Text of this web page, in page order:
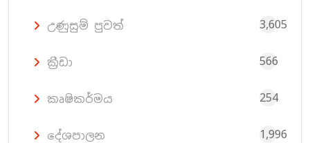
උණුසුම් පුවත් 3,605
ක්‍රීඩා 566
කෘෂිකර්මය 254
දේශපාලන 1,996